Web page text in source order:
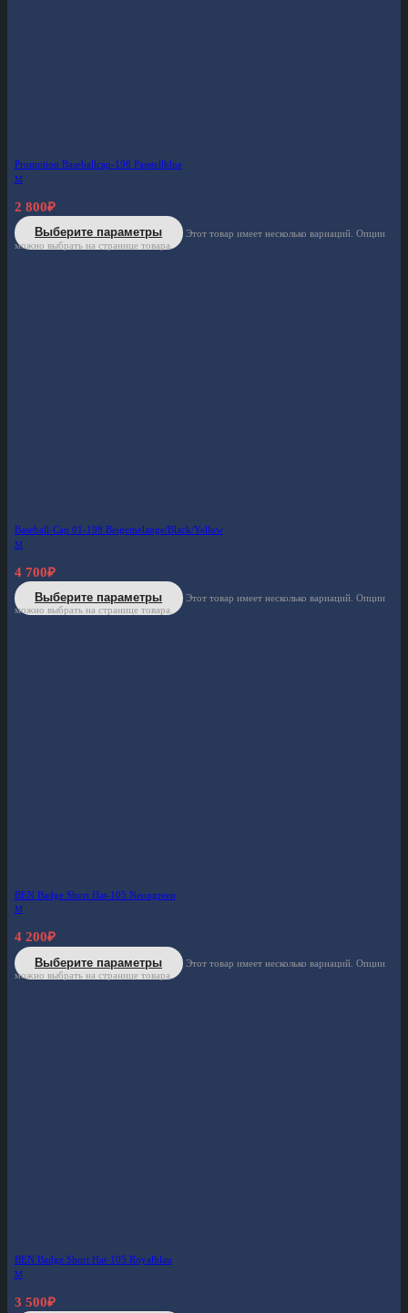
Promotion Baseballcap-198 Passtellblue
M
2 800₽
Выберите параметры
Этот товар имеет несколько вариаций. Опции
можно выбрать на странице товара.
Baseball-Cap 01-198 Beigemelange/Black/Yellow
M
4 700₽
Выберите параметры
Этот товар имеет несколько вариаций. Опции
можно выбрать на странице товара.
BEN Badge Short Hat-105 Neongreen
M
4 200₽
Выберите параметры
Этот товар имеет несколько вариаций. Опции
можно выбрать на странице товара.
BEN Badge Short Hat-105 Royalblau
M
3 500₽